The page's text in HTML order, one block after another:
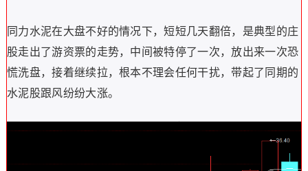
同力水泥在大盘不好的情况下，短短几天翻倍，是典型的庄
股走出了游资票的走势，中间被特停了一次，放出来一次恐
慌洗盘，接着继续拉，根本不理会任何干扰，带起了同期的
水泥股跟风纷纷大涨。